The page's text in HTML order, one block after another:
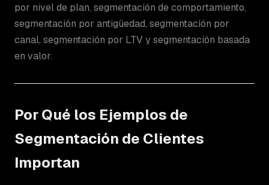
por nivel de plan, segmentación de comportamiento,
segmentación por antigüedad, segmentación por
canal, segmentación por LTV y segmentación basada
en valor.
Por Qué los Ejemplos de
Segmentación de Clientes
Importan